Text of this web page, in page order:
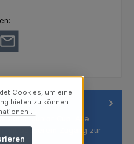
Junior Cup. Alle
mit besserem Zugang zur
Cookies, um eine
bieten zu können.
...